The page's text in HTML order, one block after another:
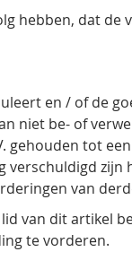
hebben, dat
en / of de
niet be- of
gehouden tot
verschuldigd
van
van dit artikel
te vorderen.